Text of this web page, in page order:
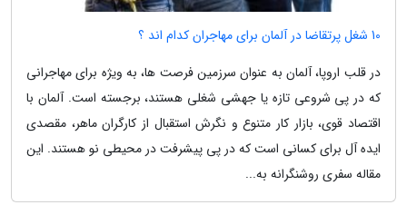
10 شغل پرتقاضا در آلمان برای مهاجران کدام اند ؟
در قلب اروپا، آلمان به عنوان سرزمین فرصت ها، به ویژه برای مهاجرانی
که در پی شروعی تازه یا جهشی شغلی هستند، برجسته است. آلمان با
اقتصاد قوی، بازار کار متنوع و نگرش استقبال از کارگران ماهر، مقصدی
ایده آل برای کسانی است که در پی پیشرفت در محیطی نو هستند. این
مقاله سفری روشنگرانه به...